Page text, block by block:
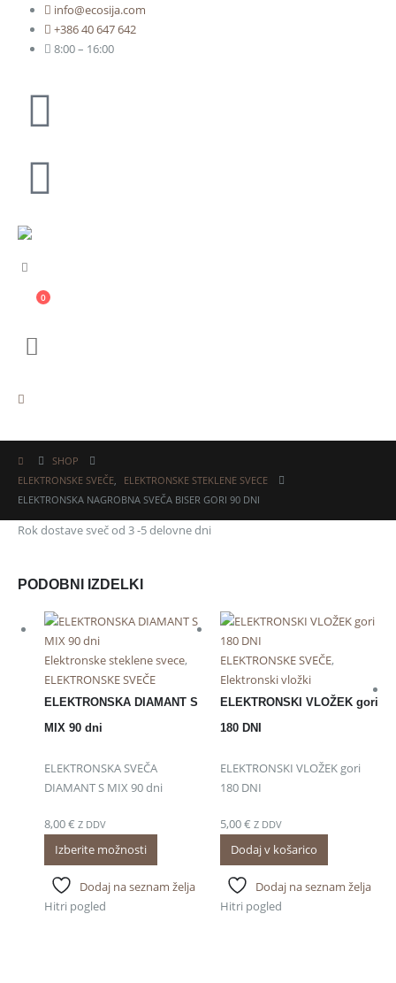
info@ecosija.com
+386 40 647 642
8:00 – 16:00
0
SHOP
ELEKTRONSKE SVEČE,
ELEKTRONSKE STEKLENE SVECE
ELEKTRONSKA NAGROBNA SVEČA BISER GORI 90 DNI
Rok dostave sveč od 3 -5 delovne dni
PODOBNI IZDELKI
Elektronske steklene svece,
ELEKTRONSKE SVEČE
ELEKTRONSKA DIAMANT S
MIX 90 dni
ELEKTRONSKA SVEČA
DIAMANT S MIX 90 dni
8,00€ Z DDV
Izberite možnosti
Dodaj na seznam želja
Hitri pogled
ELEKTRONSKE SVEČE,
Elektronski vložki
ELEKTRONSKI VLOŽEK gori
180 DNI
ELEKTRONSKI VLOŽEK gori
180 DNI
5,00€ Z DDV
Dodaj v košarico
Dodaj na seznam želja
Hitri pogled